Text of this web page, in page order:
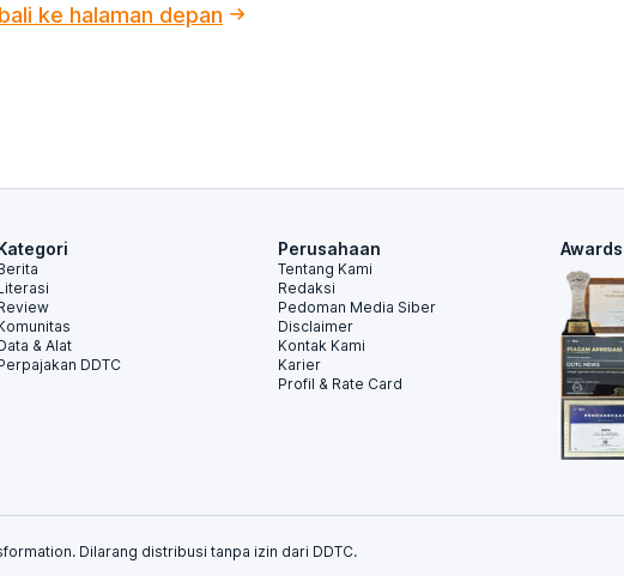
ke halaman depan
& Alat
DDTC
Perusahaan
Tentang Kami
Redaksi
Pedoman Media Siber
Disclaimer
Kontak Kami
Karier
Profil & Rate Card
Dilarang distribusi tanpa izin dari DDTC.